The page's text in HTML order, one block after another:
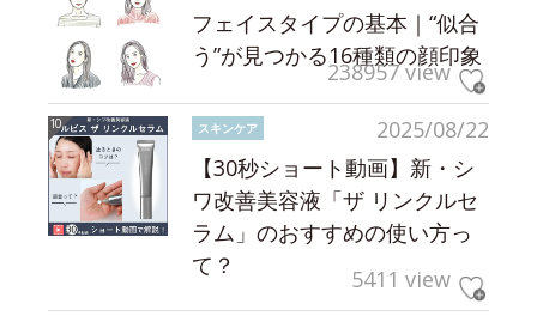
フェイスタイプの基本｜“似合
う”が見つかる16種類の顔印象
238957 view
2025/08/22
スキンケア
【30秒ショート動画】新・シ
ワ改善美容液「ザ リンクルセ
ラム」のおすすめの使い方っ
て？
5411 view